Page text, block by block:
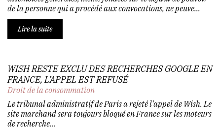
de la personne qui a procédé aux convocations, ne peuve...
Lire la suite
WISH RESTE EXCLU DES RECHERCHES GOOGLE EN
FRANCE, L’APPEL EST REFUSÉ
Droit de la consommation
Le tribunal administratif de Paris a rejeté l'appel de Wish. Le
site marchand sera toujours bloqué en France sur les moteurs
de recherche...